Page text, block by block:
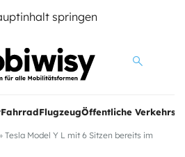
springen
FahrradFlugzeugÖffentliche
Tesla Model Y L mit 6 Sitzen bereits im